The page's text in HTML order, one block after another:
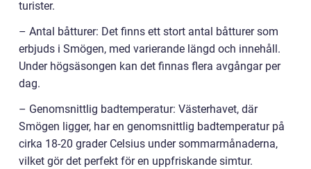
turister.
– Antal båtturer: Det finns ett stort antal båtturer som
erbjuds i Smögen, med varierande längd och innehåll.
Under högsäsongen kan det finnas flera avgångar per
dag.
– Genomsnittlig badtemperatur: Västerhavet, där
Smögen ligger, har en genomsnittlig badtemperatur på
cirka 18-20 grader Celsius under sommarmånaderna,
vilket gör det perfekt för en uppfriskande simtur.